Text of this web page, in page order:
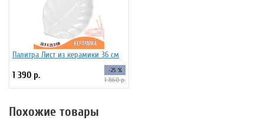
Палитра Лист из керамики 36 см
1 390 р. -25 %
1 860 р.
Похожие товары